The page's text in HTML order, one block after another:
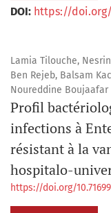
DOI: https://doi.org/
Lamia Tilouche,
Ben Rejeb, Balsam
Noureddine Boujaafar
Profil
infections à
résistant à la
hospitalo-
https://doi.org/